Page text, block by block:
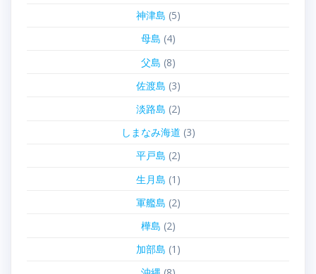
神津島 (5)
母島 (4)
父島 (8)
佐渡島 (3)
淡路島 (2)
しまなみ海道 (3)
平戸島 (2)
生月島 (1)
軍艦島 (2)
樺島 (2)
加部島 (1)